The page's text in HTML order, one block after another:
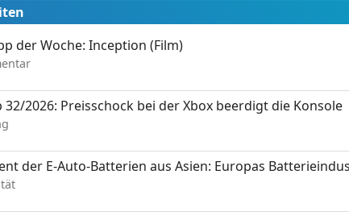
der Woche: Inception (Film)
32/2026: Preisschock bei der Xbox beerdigt die Konsole
der E-Auto-Batterien aus Asien: Europas